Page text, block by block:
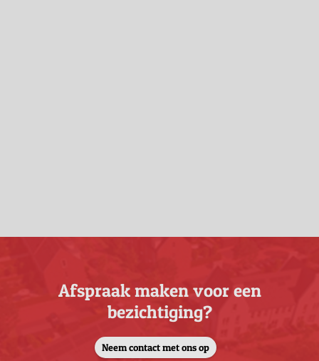
Afspraak maken voor een
bezichtiging?
Neem contact met ons op